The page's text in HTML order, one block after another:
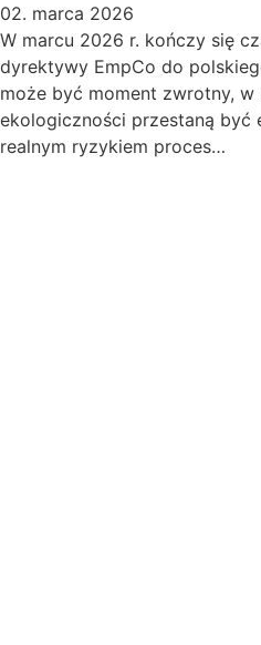
02. marca 2026
W marcu 2026 r. kończy się
dyrektywy EmpCo do
może być moment zwrotny, w
ekologiczności przestaną być
realnym ryzykiem proces…